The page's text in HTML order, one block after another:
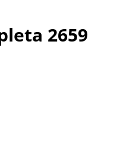
2659